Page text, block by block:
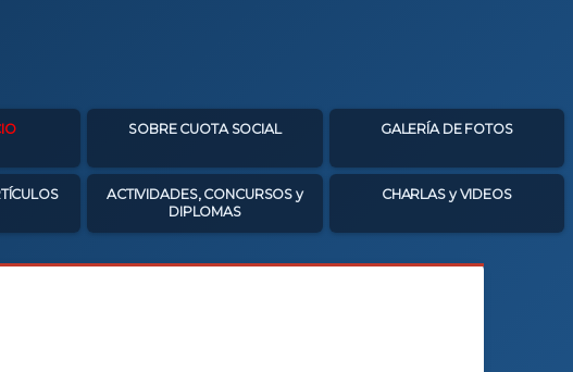
SOBRE CUOTA SOCIAL GALERÍA DE FOTOS
ACTIVIDADES, CONCURSOS y
DIPLOMAS
CHARLAS y VIDEOS